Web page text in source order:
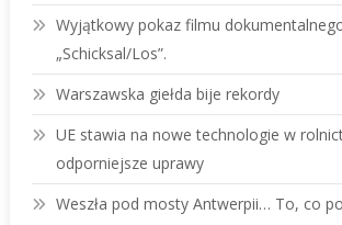
Wyjątkowy pokaz filmu
„Schicksal/Los”.
Warszawska giełda bije rekordy
UE stawia na nowe technologie w
odporniejsze uprawy
Weszła pod mosty Antwerpii… To, co